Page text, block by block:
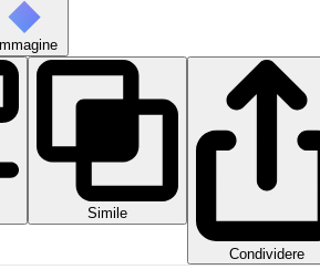
Simile
Condividere